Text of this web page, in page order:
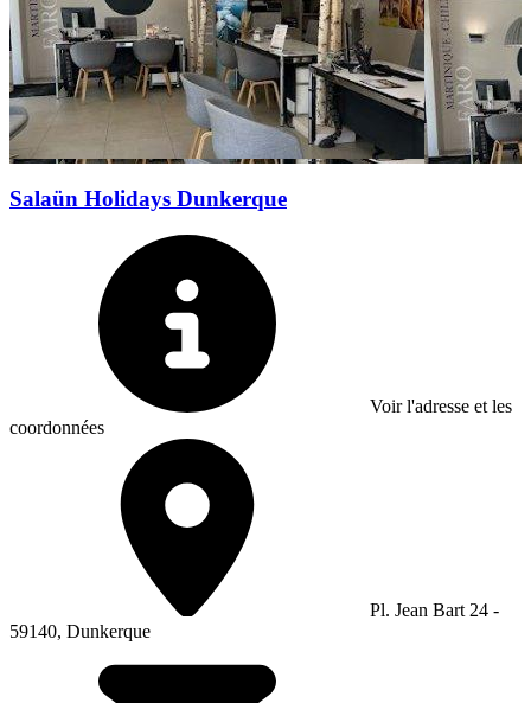
Salaün Holidays Dunkerque
Voir l'adresse et les
coordonnées
Pl. Jean Bart 24 -
59140, Dunkerque